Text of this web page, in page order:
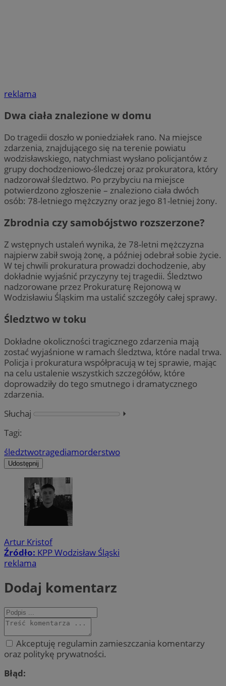
reklama
Dwa ciała znalezione w domu
Do tragedii doszło w poniedziałek rano. Na miejsce
zdarzenia, znajdującego się na terenie powiatu
wodzisławskiego, natychmiast wysłano policjantów z
grupy dochodzeniowo-śledczej oraz prokuratora, który
nadzorował śledztwo. Po przybyciu na miejsce
potwierdzono zgłoszenie – znaleziono ciała dwóch
osób: 78-letniego mężczyzny oraz jego 81-letniej żony.
Zbrodnia czy samobójstwo rozszerzone?
Z wstępnych ustaleń wynika, że 78-letni mężczyzna
najpierw zabił swoją żonę, a później odebrał sobie życie.
W tej chwili prokuratura prowadzi dochodzenie, aby
dokładnie wyjaśnić przyczyny tej tragedii. Śledztwo
nadzorowane przez Prokuraturę Rejonową w
Wodzisławiu Śląskim ma ustalić szczegóły całej sprawy.
Śledztwo w toku
Dokładne okoliczności tragicznego zdarzenia mają
zostać wyjaśnione w ramach śledztwa, które nadal trwa.
Policja i prokuratura współpracują w tej sprawie, mając
na celu ustalenie wszystkich szczegółów, które
doprowadziły do tego smutnego i dramatycznego
zdarzenia.
Słuchaj
⏵︎
Tagi:
śledztwotragediamorderstwo
Udostępnij
Artur Kristof
Źródło: KPP Wodzisław Śląski
reklama
Dodaj komentarz
Akceptuję regulamin zamieszczania komentarzy
oraz politykę prywatności.
Błąd: